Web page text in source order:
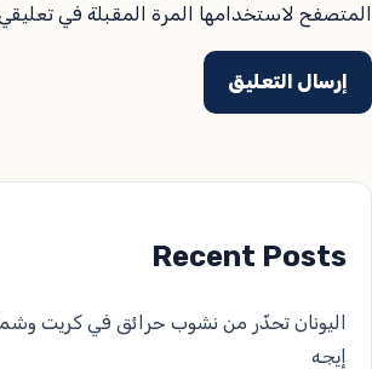
المتصفح لاستخدامها المرة المقبلة في
Recent Posts
اليونان تحذّر من نشوب حرائق في كريت
إيجه